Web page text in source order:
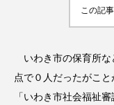
この記
いわき市の保育所な
点で０人だったがこ
「いわき市社会福祉